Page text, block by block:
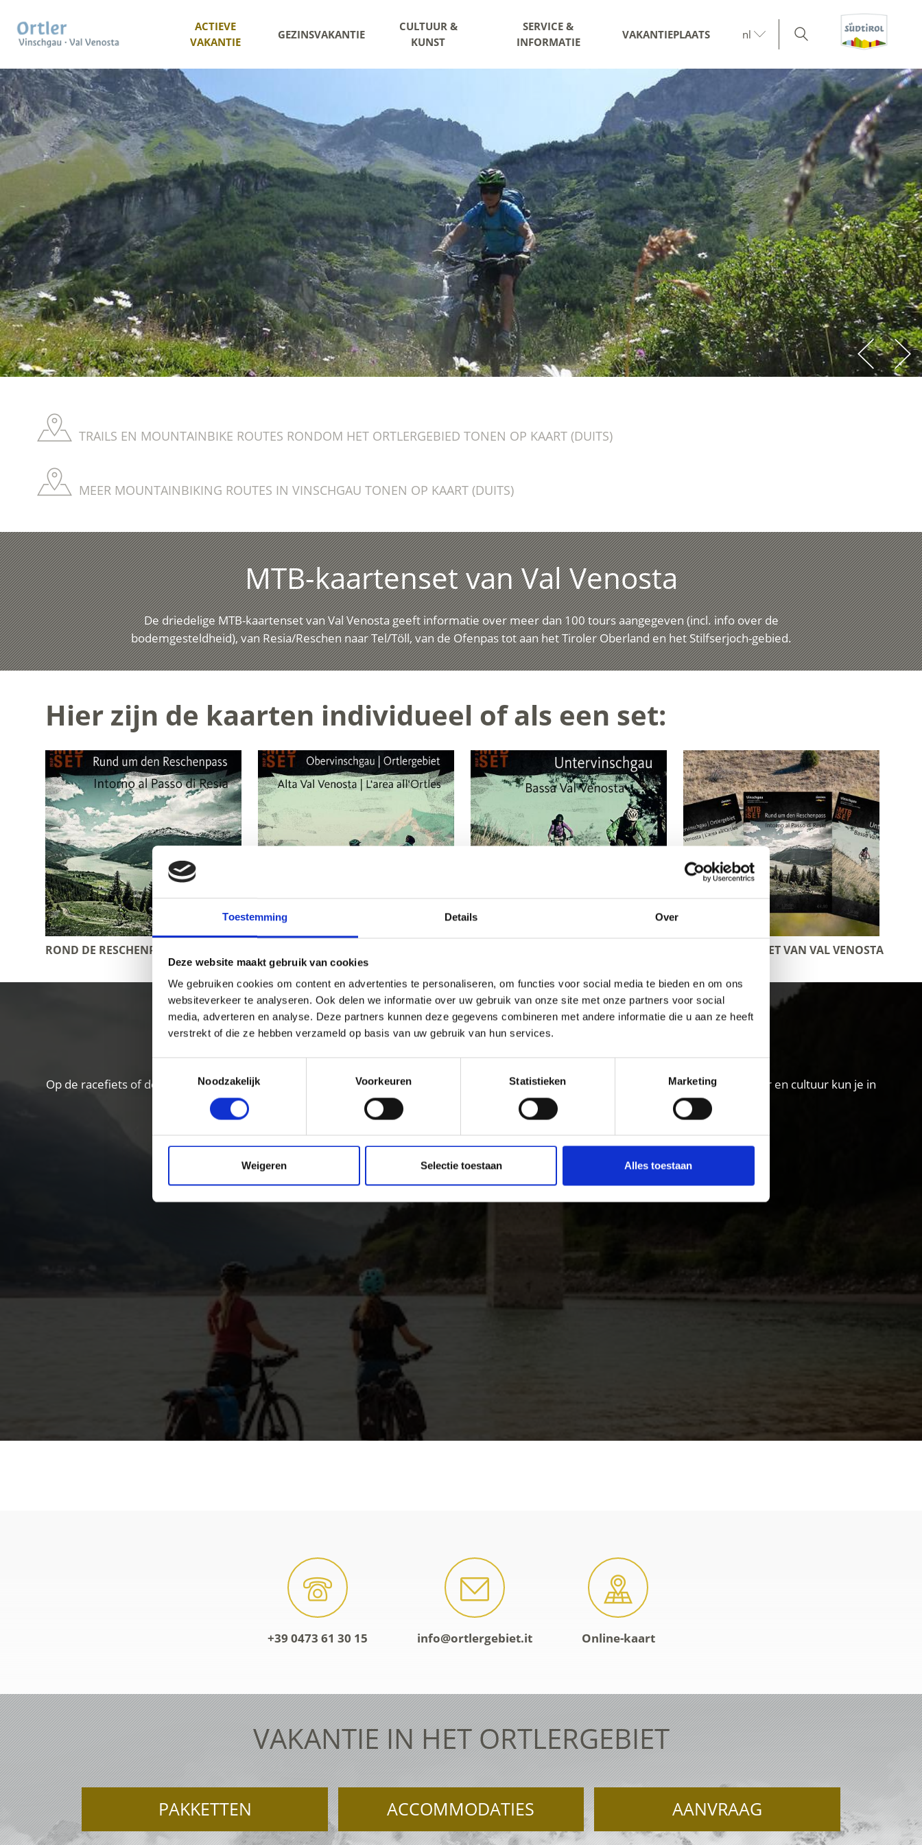
Toestemming Details Over
Deze website maakt gebruik van cookies
We gebruiken cookies om content en advertenties te personaliseren, om functies voor social media te bieden en om ons
websiteverkeer te analyseren. Ook delen we informatie over uw gebruik van onze site met onze partners voor social
media, adverteren en analyse. Deze partners kunnen deze gegevens combineren met andere informatie die u aan ze heeft
verstrekt of die ze hebben verzameld op basis van uw gebruik van hun services.
Noodzakelijk
Voorkeuren Statistieken Marketing
Weigeren Selectie toestaan Alles toestaan
ACTIEVE
VAKANTIE
GEZINSVAKANTIE
CULTUUR &
KUNST
SERVICE &
INFORMATIE
VAKANTIEPLAATS nl
TRAILS EN MOUNTAINBIKE ROUTES RONDOM HET ORTLERGEBIED TONEN OP KAART (DUITS)
MEER MOUNTAINBIKING ROUTES IN VINSCHGAU TONEN OP KAART (DUITS)
MTB-kaartenset van Val Venosta
De driedelige MTB-kaartenset van Val Venosta geeft informatie over meer dan 100 tours aangegeven (incl. info over de
bodemgesteldheid), van Resia/Reschen naar Tel/Töll, van de Ofenpas tot aan het Tiroler Oberland en het Stilfserjoch-gebied.
Hier zijn de kaarten individueel of als een set:
ROND DE RESCHENPASS/PASSO RESIA MTB-KAARTENSET VAN VAL VENOSTA
Fietsen in het Vinschgau
Op de racefiets of de mountainbike, over almen en panoramaroutes, in het hooggebergte en over single trails terug naar het dal. Natuur en cultuur kun je in
het Vinschgau in Zuid-Tirol op alle hoogtes met de fiets ontdekken.
+39 0473 61 30 15 info@ortlergebiet.it Online-kaart
VAKANTIE IN HET ORTLERGEBIET
PAKKETTEN ACCOMMODATIES AANVRAAG